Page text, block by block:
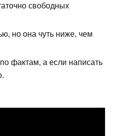
свободных
но она чуть ниже, чем
фактам, а если написать